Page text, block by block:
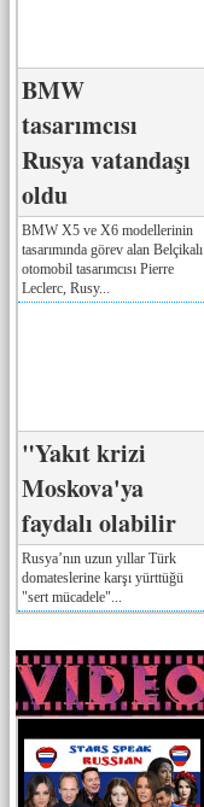
BMW
tasarımcısı
Rusya vatandaşı
oldu
BMW X5 ve X6 modellerinin
tasarımında görev alan Belçikalı
otomobil tasarımcısı Pierre
Leclerc, Rusy...
"Yakıt krizi
Moskova'ya
faydalı olabilir
Rusya’nın uzun yıllar Türk
domateslerine karşı yürttüğü
"sert mücadele"...